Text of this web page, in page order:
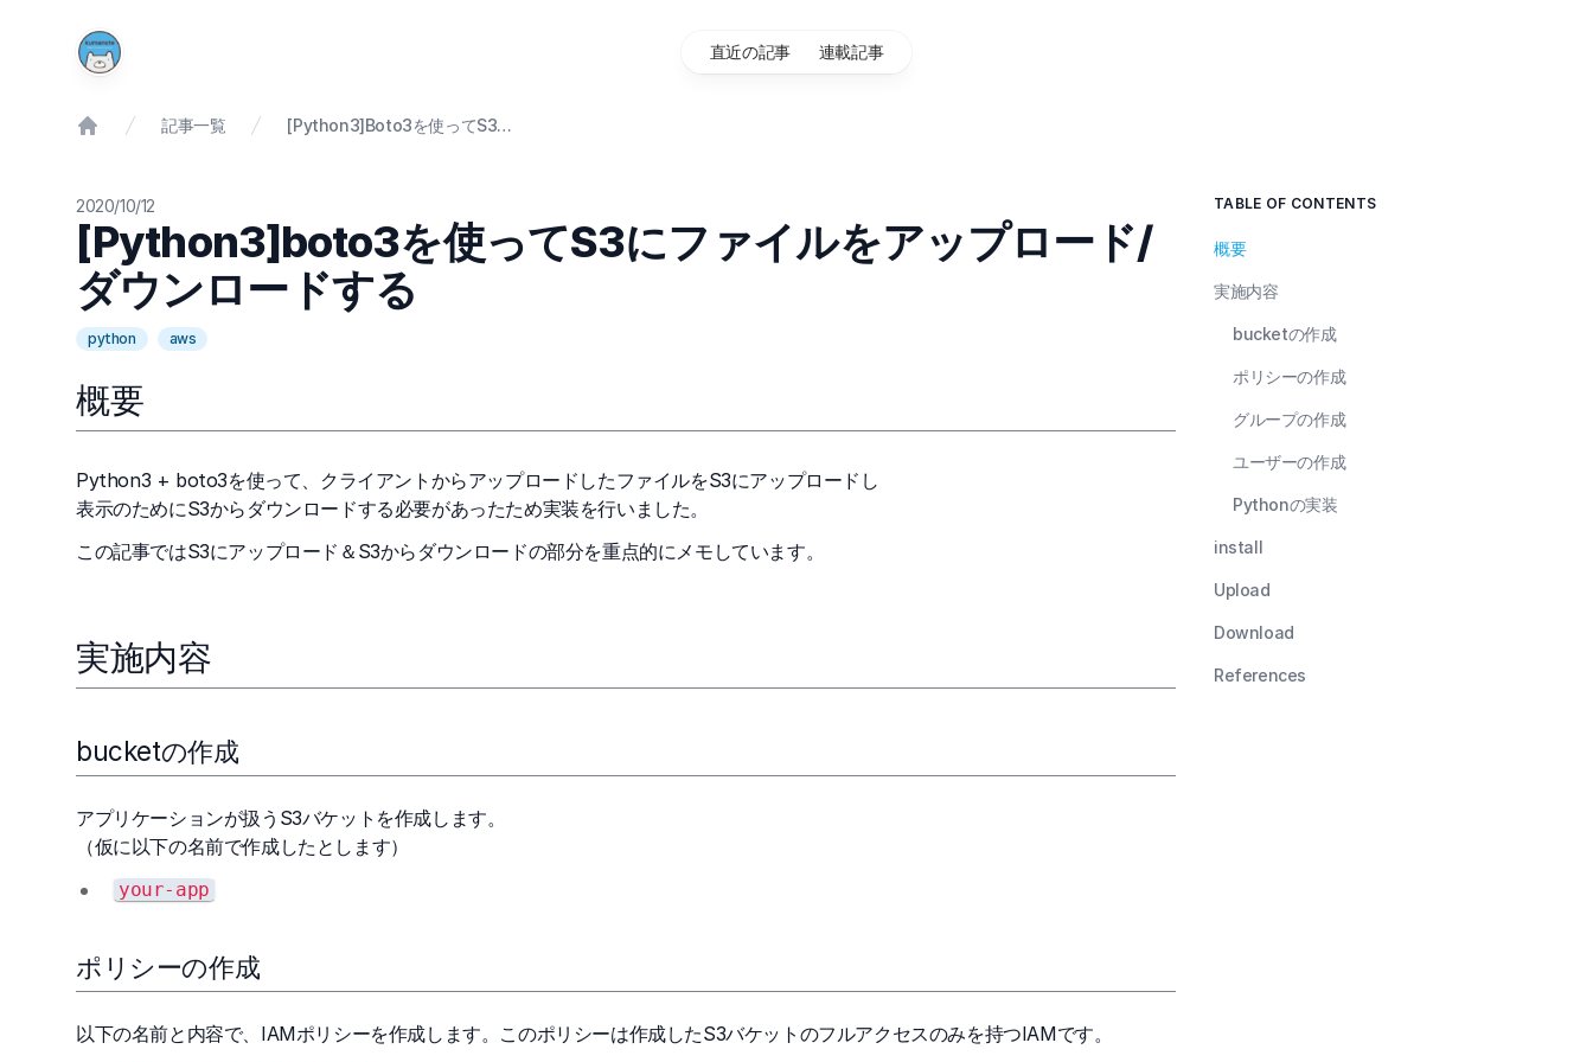
直近の記事 連載記事
記事一覧 [Python3]boto3を使ってS3にファイルをアップロード/ダウンロードする
2020/10/12
[Python3]boto3を使ってS3にファイルをアップロード/
ダウンロードする
python aws
概要
Python3 + boto3を使って、クライアントからアップロードしたファイルをS3にアップロードし
表示のためにS3からダウンロードする必要があったため実装を行いました。
この記事ではS3にアップロード＆S3からダウンロードの部分を重点的にメモしています。
実施内容
bucketの作成
アプリケーションが扱うS3バケットを作成します。
（仮に以下の名前で作成したとします）
your-app
ポリシーの作成
以下の名前と内容で、IAMポリシーを作成します。このポリシーは作成したS3バケットのフルアクセスのみを持つIAMです。
TABLE OF CONTENTS
概要
実施内容
bucketの作成
ポリシーの作成
グループの作成
ユーザーの作成
Pythonの実装
install
Upload
Download
References